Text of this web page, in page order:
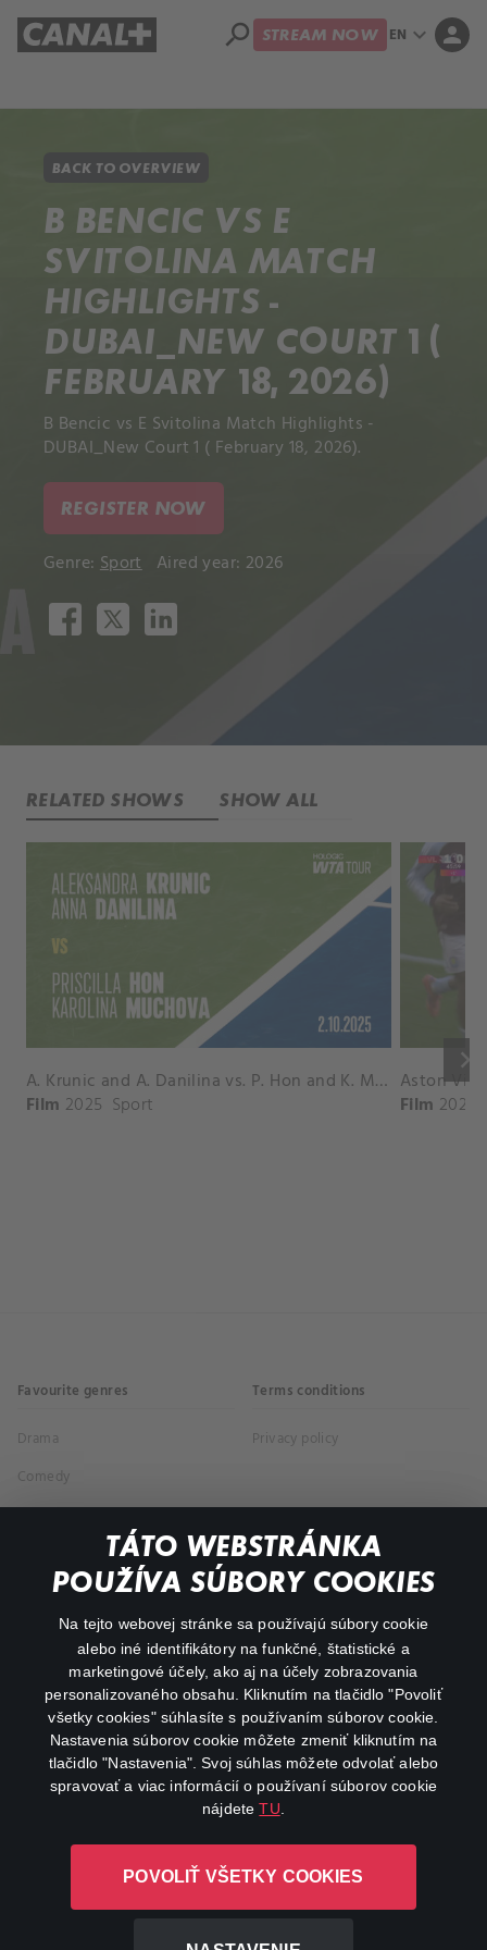
TÁTO WEBSTRÁNKA
POUŽÍVA SÚBORY COOKIES
Na tejto webovej stránke sa používajú súbory cookie
alebo iné identifikátory na funkčné, štatistické a
marketingové účely, ako aj na účely zobrazovania
personalizovaného obsahu. Kliknutím na tlačidlo "Povoliť
všetky cookies" súhlasíte s používaním súborov cookie.
Nastavenia súborov cookie môžete zmeniť kliknutím na
tlačidlo "Nastavenia". Svoj súhlas môžete odvolať alebo
spravovať a viac informácií o používaní súborov cookie
nájdeteTU
POVOLIŤ VŠETKY COOKIES
search STREAM NOW EN expand_more person
BACK TO OVERVIEW
B BENCIC VS E
SVITOLINA MATCH
HIGHLIGHTS -
DUBAI_NEW COURT 1 (
FEBRUARY 18, 2026)
B Bencic vs E Svitolina Match Highlights -
DUBAI_New Court 1 ( February 18, 2026).
REGISTER NOW
Genre: Sport Aired year: 2026
RELATED SHOWS SHOW ALL
keyboard_arrow_right
A. Krunic and A. Danilina vs. P. Hon and K. Muchova Match Highlights - BEIJING_Capital Group Diamond ( October 02, 2025)
Film 2025 Sport Film 2026
Favourite genres
Drama
Comedy
Terms conditions
Privacy policy
My profile
Important links
Canal+ Luxembourg S. à r.l. so sídlom Rue Albert Borschette 4,